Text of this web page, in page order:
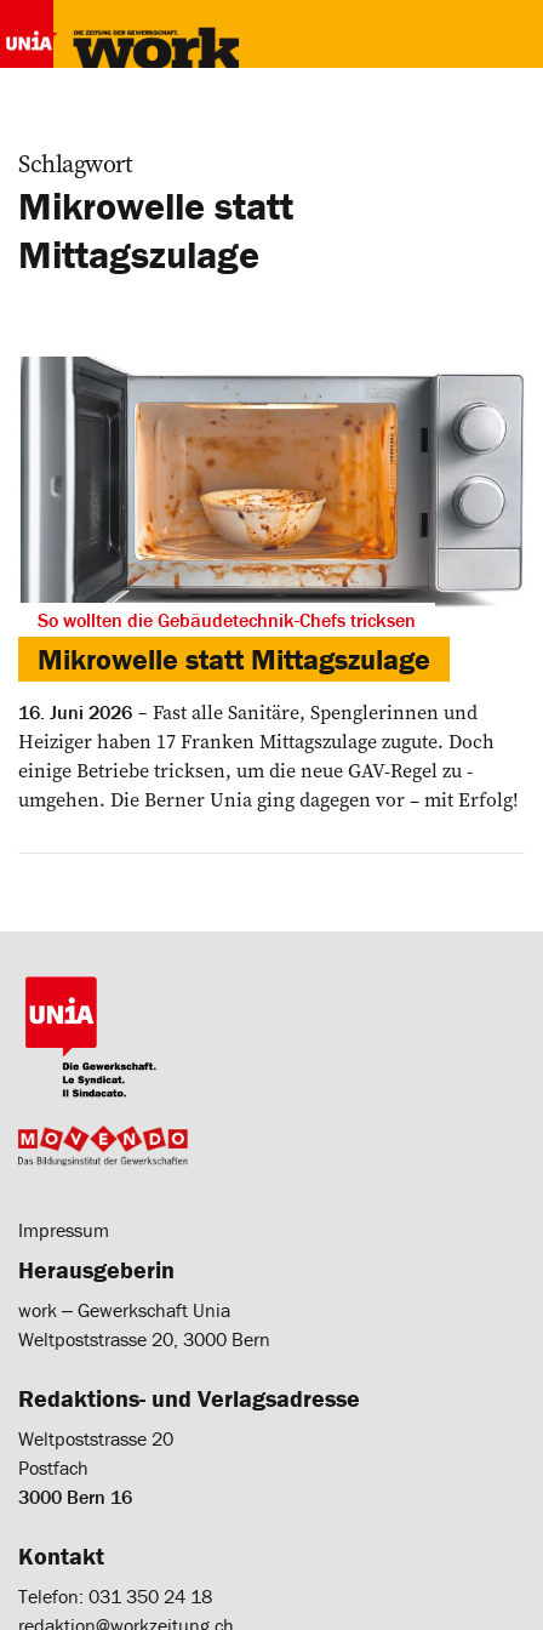
Schlagwort
Mikrowelle statt
Mittagszulage
So wollten die Gebäudetechnik-Chefs tricksen
Mikrowelle statt Mittagszulage
16. Juni 2026
Fast alle ­Sanitäre, Spenglerinnen und
Heiziger haben 17 Franken Mittags­zulage zugute. Doch
einige Betriebe ­tricksen, um die neue GAV-Regel zu ­
umgehen. Die Berner Unia ging dagegen vor – mit Erfolg!
Impressum
Herausgeberin
work ‒ Gewerkschaft Unia
Weltpoststrasse 20, 3000 Bern
Redaktions- und Verlagsadresse
Weltpoststrasse 20
Postfach
3000 Bern 16
Kontakt
Telefon: 031 350 24 18
redaktion@workzeitung.ch